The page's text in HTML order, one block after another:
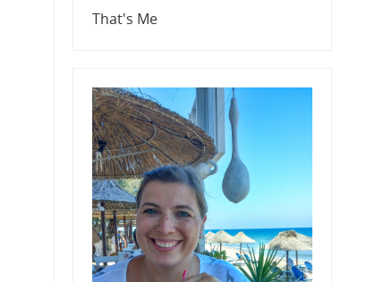
That's Me